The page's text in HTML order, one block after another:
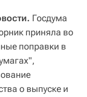
Госдума
приняла во
поправки в
о выпуске и